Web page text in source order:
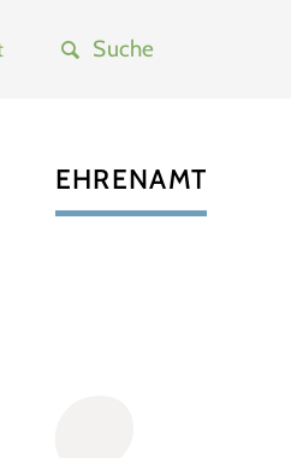
EHRENAMT